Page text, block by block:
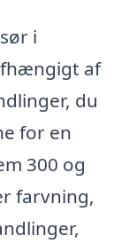
i
af
du
for en
300 og
farvning,